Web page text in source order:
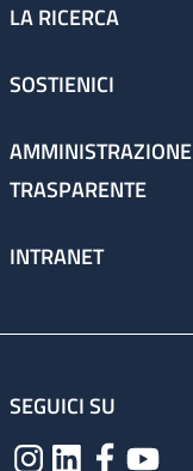
LA RICERCA
SOSTIENICI
AMMINISTRAZIONE
TRASPARENTE
INTRANET
SEGUICI SU